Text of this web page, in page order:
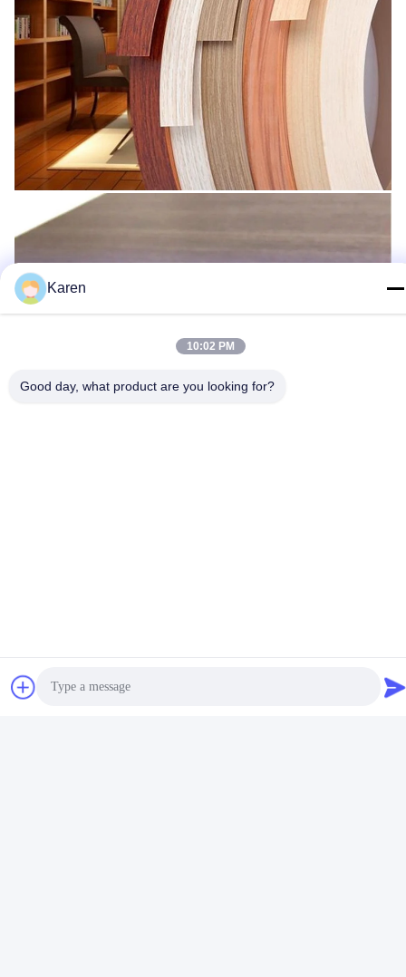
Karen
10:02 PM
Good day, what product are you looking for?